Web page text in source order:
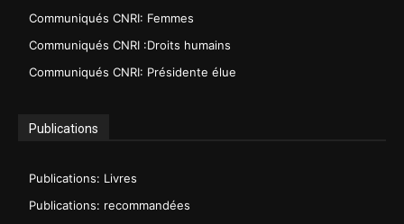
Communiqués CNRI: Femmes
Communiqués CNRI :Droits humains
Communiqués CNRI: Présidente élue
Publications
Publications: Livres
Publications: recommandées